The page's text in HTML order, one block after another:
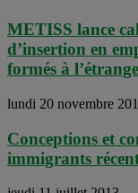
METISS lance
d’insertion en
formés à
lundi 20 novembre
Conceptions et
immigrants